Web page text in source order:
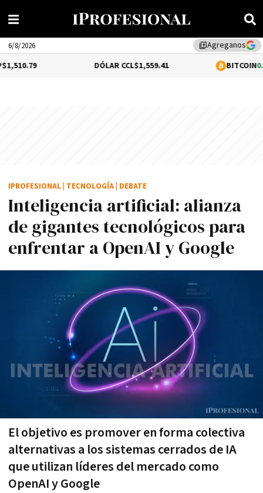
library_addAgreganos
6/8/2026
$1,559.41 0.16%
Inteligencia artificial: alianza
de gigantes tecnológicos para
enfrentar a OpenAI y Google
El objetivo es promover en forma colectiva
alternativas a los sistemas cerrados de IA
que utilizan líderes del mercado como
OpenAI y Google
IPROFESIONAL TECNOLOGÍA DEBATE